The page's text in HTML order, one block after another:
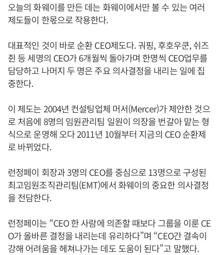
오늘의 화웨이를 만든 데는 화웨이에서만 볼 수 있는 여러
제도들이 한몫으로 작용한다.
대표적인 것이 바로 순환 CEO제도다. 궈핑, 후호우쿤, 쉬즈
쥔 등 세명의 CEO가 6개월씩 돌아가며 한명씩 CEO업무를
담당하고 나머지 두 명은 주요 의사결정을 내리는 일에 집
중한다.
이 제도는 2004년 컨설팅업체 머서(Mercer)가 제안한 것으
로 처음에 8명의 임원관리팀 일원이 의장을 번갈아 맡는 형
식으로 운영해 오다 2011년 10월부터 지금의 CEO 순환제
로 바뀌었다.
런정페이 회장과 3명의 CEO를 중심으로 13명으로 구성된
최고임원조직관리팀(EMT)에서 화웨이의 중요한 의사결정
을 전담한다.
런정페이는 “CEO 한 사람에 의존할 때보다 그룹을 이룬 CE
O가 올바른 결정을 내리는데 유리하다”며 “CEO간 결속이
강해 어려움을 헤쳐나가는 데도 도움이 된다”고 말했다.